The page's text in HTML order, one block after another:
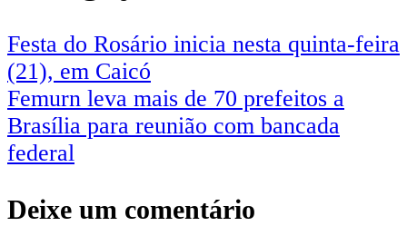
Festa do Rosário inicia nesta quinta-feira
(21), em Caicó
Femurn leva mais de 70 prefeitos a
Brasília para reunião com bancada
federal
Deixe um comentário